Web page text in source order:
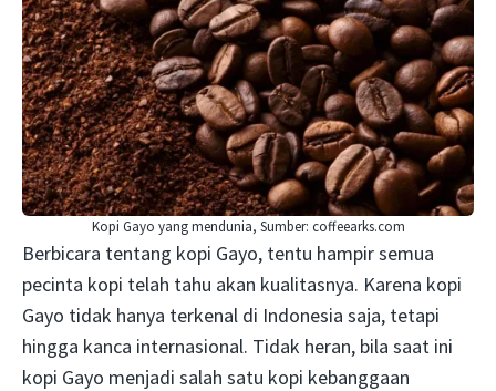
Kopi Gayo yang mendunia, Sumber: coffeearks.com
Berbicara tentang kopi Gayo, tentu hampir semua
pecinta kopi telah tahu akan kualitasnya. Karena kopi
Gayo tidak hanya terkenal di Indonesia saja, tetapi
hingga kanca internasional. Tidak heran, bila saat ini
kopi Gayo menjadi salah satu kopi kebanggaan